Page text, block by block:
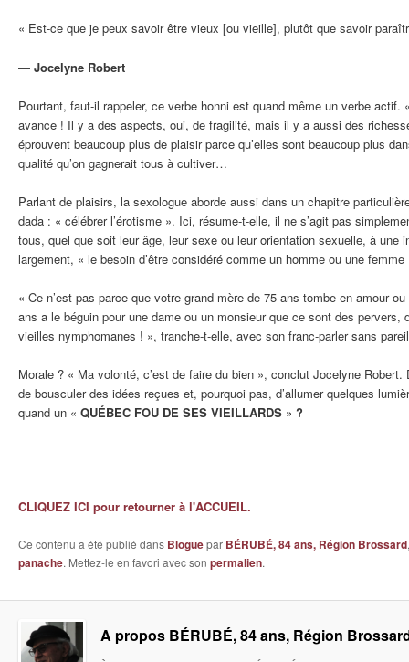
« Est-ce que je peux savoir être vieux [ou vieille], plutôt que savoir
— Jocelyne Robert
Pourtant, faut-il rappeler, ce verbe honni est quand même un verbe actif.
avance ! Il y a des aspects, oui, de fragilité, mais il y a aussi des
éprouvent beaucoup plus de plaisir parce qu’elles sont beaucoup plus
qualité qu’on gagnerait tous à cultiver…
Parlant de plaisirs, la sexologue aborde aussi dans un chapitre
dada : « célébrer l’érotisme ». Ici, résume-t-elle, il ne s’agit pas
tous, quel que soit leur âge, leur sexe ou leur orientation sexuelle, à une
largement, « le besoin d’être considéré comme un homme ou une femme
« Ce n’est pas parce que votre grand-mère de 75 ans tombe en amour
ans a le béguin pour une dame ou un monsieur que ce sont des pervers,
vieilles nymphomanes ! », tranche-t-elle, avec son franc-parler sans
Morale ? « Ma volonté, c’est de faire du bien », conclut Jocelyne Robert.
de bousculer des idées reçues et, pourquoi pas, d’allumer quelques
quand un « QUÉBEC FOU DE SES VIEILLARDS » ?
CLIQUEZ ICI pour retourner à l'ACCUEIL.
Ce contenu a été publié dans Bloguepar BÉRUBÉ, 84 ans, Région Brossard
panache. Mettez-le en favori avec son permalien.
A propos BÉRUBÉ, 84 ans, Région